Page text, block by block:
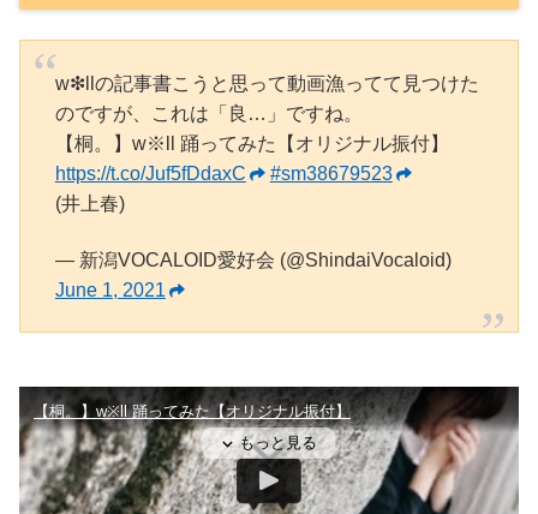
w❇︎llの記事書こうと思って動画漁ってて見つけた
のですが、これは「良…」ですね。
【桐。】w※ll 踊ってみた【オリジナル振付】
https://t.co/Juf5fDdaxC
#sm38679523
(井上春)
— 新潟VOCALOID愛好会 (@ShindaiVocaloid)
June 1, 2021